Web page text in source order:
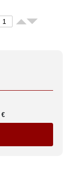
€